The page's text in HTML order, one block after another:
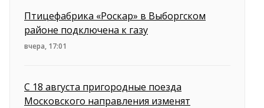
Птицефабрика «Роскар» в Выборгском
районе подключена к газу
вчера, 17:01
С 18 августа пригородные поезда
Московского направления изменят